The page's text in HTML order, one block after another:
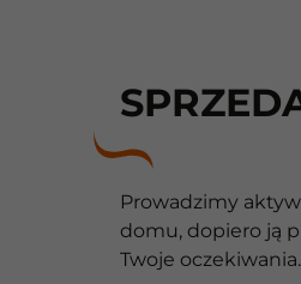
Prowadzimy
domu, dopiero ją
Twoje oczekiwania.